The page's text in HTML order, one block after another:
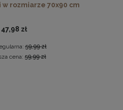
rozmiarze 70x90 cm
47,98 zł
59,99 zł
cena: 59,99 zł